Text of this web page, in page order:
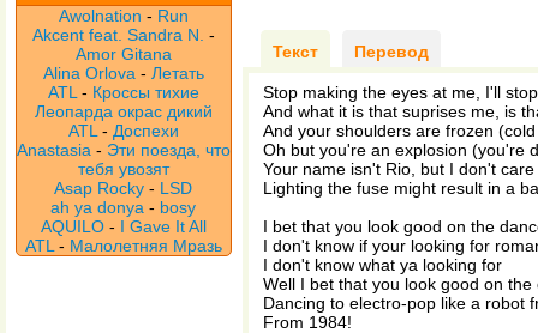
Awolnation - Run
Akcent feat. Sandra N. -
Amor Gitana
Alina Orlova - Летать
ATL - Кроссы тихие
Леопарда окрас дикий
ATL - Доспехи
Anastasia - Эти поезда, что
тебя увозят
Asap Rocky - LSD
ah ya donya - bosy
AQUILO - I Gave It All
ATL - Малолетняя Мразь
Текст Перевод
Stop making the eyes at me, I'll
And what it is that suprises me, is
And your shoulders are frozen
Oh but you're an explosion (you're
Your name isn't Rio, but I don't
Lighting the fuse might result in a
I bet that you look good on the
I don't know if your looking for
I don't know what ya looking for
Well I bet that you look good on the
Dancing to electro-pop like a robot
From 1984!